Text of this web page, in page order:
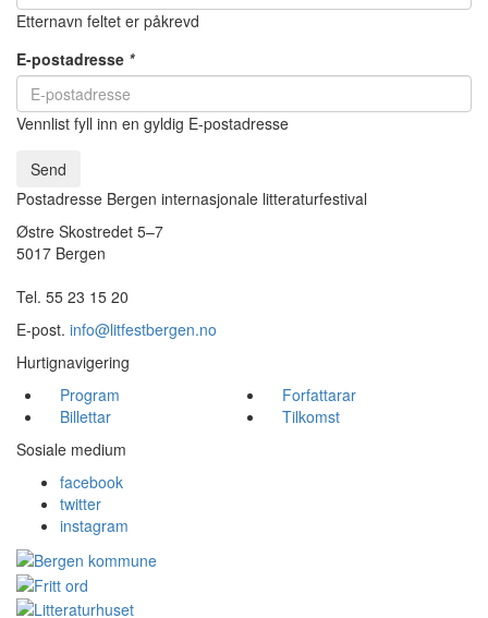
Etternavn feltet er påkrevd
E-postadresse *
Vennlist fyll inn en gyldig E-postadresse
Send
Postadresse Bergen internasjonale litteraturfestival
Østre Skostredet 5–7
5017 Bergen
Tel. 55 23 15 20
E-post. info@litfestbergen.no
Hurtignavigering
Program
Forfattarar
Billettar
Tilkomst
Sosiale medium
facebook
twitter
instagram